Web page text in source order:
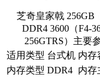
芝奇皇家戟 256GB
DDR4 3600（F4-
256GTRS）主要
适用类型 台式机 内存
内存类型 DDR4 内存